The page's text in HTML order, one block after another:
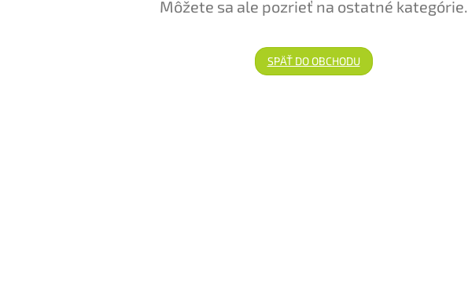
Môžete sa ale pozrieť na ostatné kategórie.
SPÄŤ DO OBCHODU